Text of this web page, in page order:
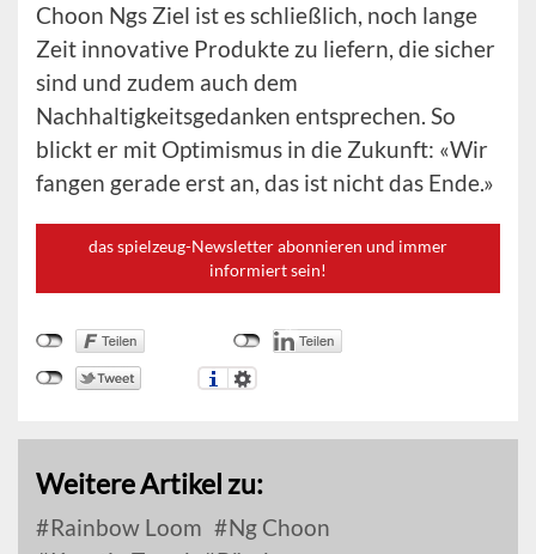
Choon Ngs Ziel ist es schließlich, noch lange
Zeit innovative Produkte zu liefern, die sicher
sind und zudem auch dem
Nachhaltigkeitsgedanken entsprechen. So
blickt er mit Optimismus in die Zukunft: «Wir
fangen gerade erst an, das ist nicht das Ende.»
das spielzeug-Newsletter abonnieren und immer
informiert sein!
Weitere Artikel zu:
Rainbow Loom
Ng Choon